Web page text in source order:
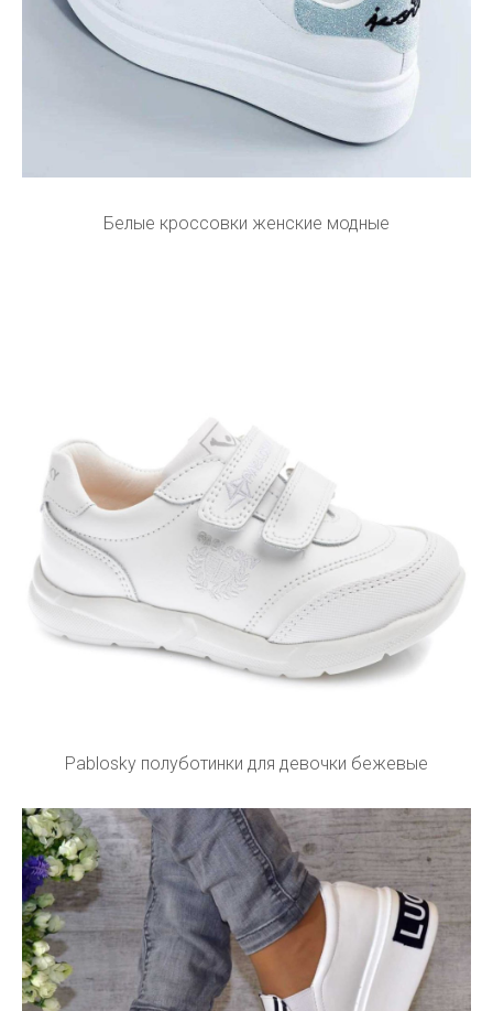
Белые кроссовки женские модные
Pablosky полуботинки для девочки бежевые